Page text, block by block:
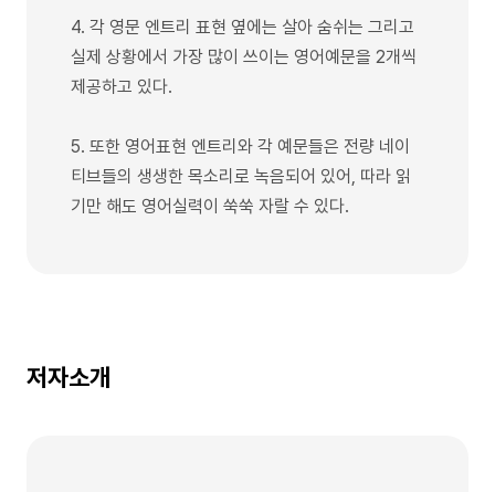
4. 각 영문 엔트리 표현 옆에는 살아 숨쉬는 그리고
실제 상황에서 가장 많이 쓰이는 영어예문을 2개씩
제공하고 있다.
5. 또한 영어표현 엔트리와 각 예문들은 전량 네이
티브들의 생생한 목소리로 녹음되어 있어, 따라 읽
기만 해도 영어실력이 쑥쑥 자랄 수 있다.
저자소개